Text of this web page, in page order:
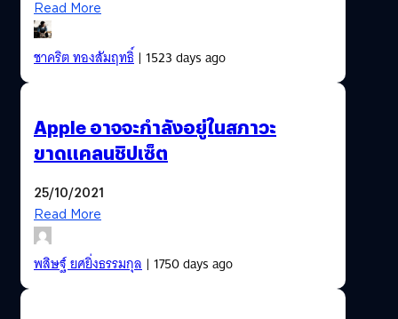
Read More
ชาคริต ทองสัมฤทธิ์| 1523 days ago
Apple อาจจะกำลังอยู่ในสภาวะ
ขาดแคลนชิปเซ็ต
25/10/2021
Read More
พสิษฐ์ ยศยิ่งธรรมกุล| 1750 days ago